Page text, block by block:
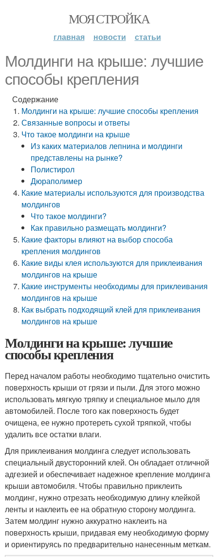
МОЯ СТРОЙКА
главная новости статьи
Молдинги на крыше: лучшие
способы крепления
Содержание
Молдинги на крыше: лучшие способы крепления
Связанные вопросы и ответы
Что такое молдинги на крыше
Из каких материалов лепнина и молдинги
представлены на рынке?
Полистирол
Дюраполимер
Какие материалы используются для производства
молдингов
Что такое молдинги?
Как правильно размещать молдинги?
Какие факторы влияют на выбор способа
крепления молдингов
Какие виды клея используются для приклеивания
молдингов на крыше
Какие инструменты необходимы для приклеивания
молдингов на крыше
Как выбрать подходящий клей для приклеивания
молдингов на крыше
Молдинги на крыше: лучшие
способы крепления
Перед началом работы необходимо тщательно очистить
поверхность крыши от грязи и пыли. Для этого можно
использовать мягкую тряпку и специальное мыло для
автомобилей. После того как поверхность будет
очищена, ее нужно протереть сухой тряпкой, чтобы
удалить все остатки влаги.
Для приклеивания молдинга следует использовать
специальный двусторонний клей. Он обладает отличной
адгезией и обеспечивает надежное крепление молдинга
крыши автомобиля. Чтобы правильно приклеить
молдинг, нужно отрезать необходимую длину клейкой
ленты и наклеить ее на обратную сторону молдинга.
Затем молдинг нужно аккуратно наклеить на
поверхность крыши, придавая ему необходимую форму
и ориентируясь по предварительно нанесенным меткам.